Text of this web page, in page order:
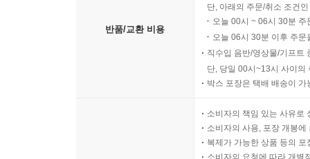
반품/교환 비용
단, 아래의 주문/취소 조건
오늘 00시 ~ 06시 30분
오늘 06시 30분 이후 주
직수입 음반/영상물/기프트
단, 당일 00시~13시 사이의
박스 포장은 택배 배송이
소비자의 책임 있는 사유로
소비자의 사용, 포장 개봉
복제가 가능한 상품 등의